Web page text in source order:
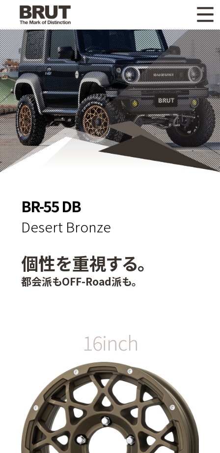
WHAT'S NEW ニュース
WHEEL LINEUP ホイールラインナップ
OTHER PRODUCT 関連製品
GALLERY ギャラリー
CATALOG カタログ請求
PRIVACY POLICY 個人情報保護方針
BR-55 DB
Desert Bronze
個性を重視する。
都会派もOFF-Road派も。
16inch